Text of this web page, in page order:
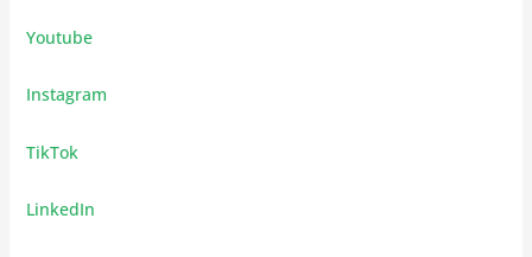
Youtube
Instagram
TikTok
LinkedIn